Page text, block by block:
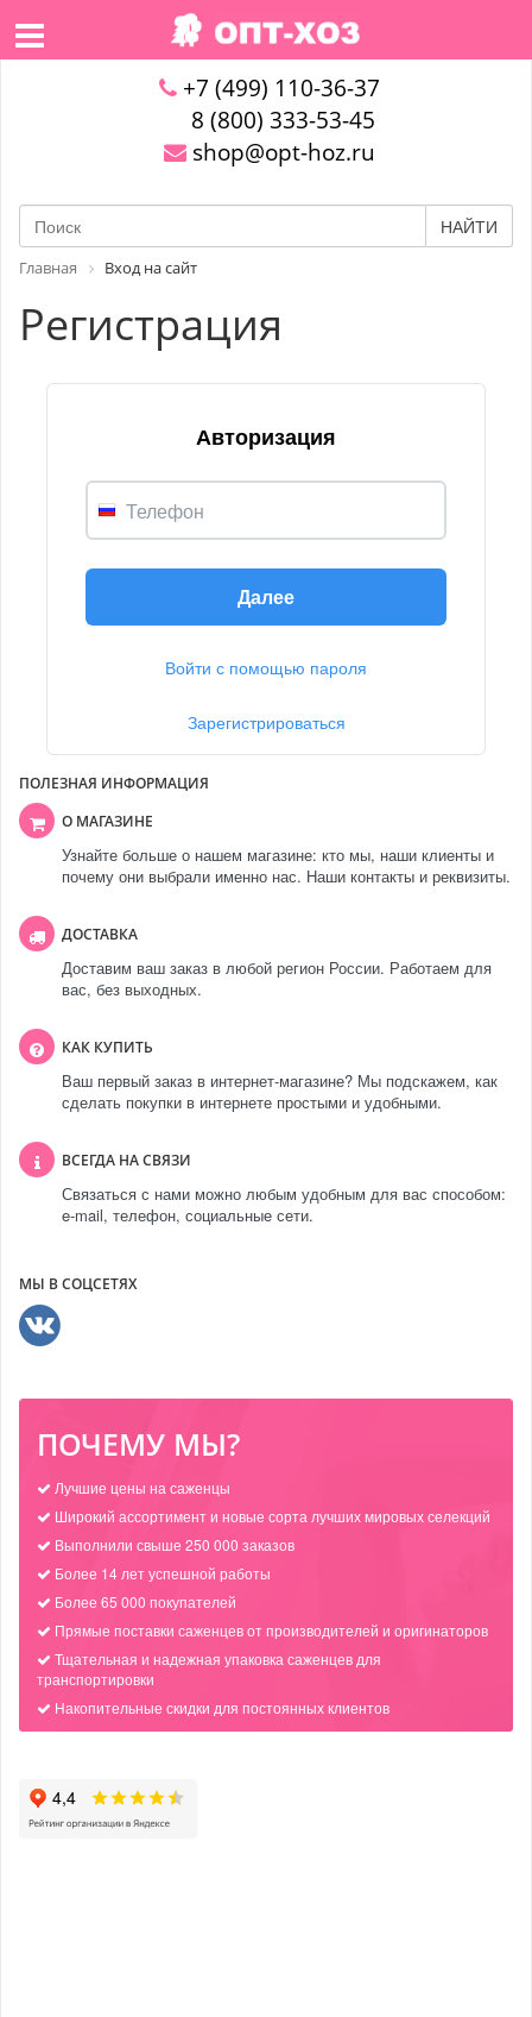
+7 (499) 110-36-37
8 (800) 333-53-45
shop@opt-hoz.ru
НАЙТИ
Главная Вход на сайт
Регистрация
Авторизация
Телефон
Далее
Войти с помощью пароля
Зарегистрироваться
ПОЛЕЗНАЯ ИНФОРМАЦИЯ
О МАГАЗИНЕ
Узнайте больше о нашем магазине: кто мы, наши клиенты и
почему они выбрали именно нас. Наши контакты и реквизиты.
ДОСТАВКА
Доставим ваш заказ в любой регион России. Работаем для
вас, без выходных.
КАК КУПИТЬ
Ваш первый заказ в интернет-магазине? Мы подскажем, как
сделать покупки в интернете простыми и удобными.
ВСЕГДА НА СВЯЗИ
Связаться с нами можно любым удобным для вас способом:
e-mail, телефон, социальные сети.
МЫ В СОЦСЕТЯХ
ПОЧЕМУ МЫ?
Лучшие цены на саженцы
Широкий ассортимент и новые сорта лучших мировых селекций
Выполнили свыше 250 000 заказов
Более 14 лет успешной работы
Более 65 000 покупателей
Прямые поставки саженцев от производителей и оригинаторов
Тщательная и надежная упаковка саженцев для
транспортировки
Накопительные скидки для постоянных клиентов